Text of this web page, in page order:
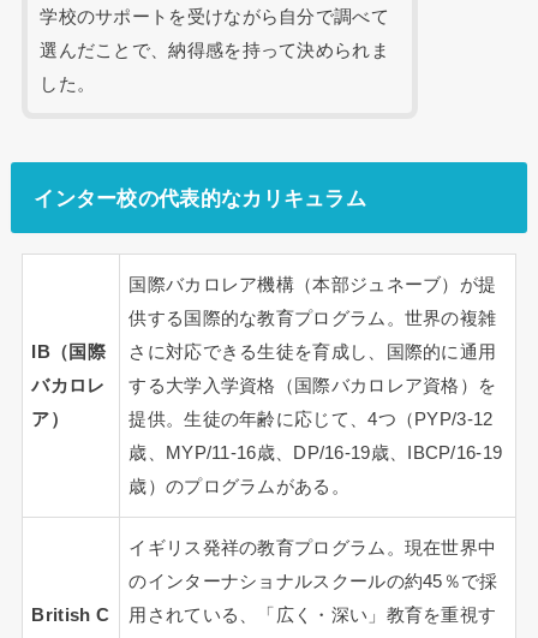
学校のサポートを受けながら自分で調べて
選んだことで、納得感を持って決められま
した。
インター校の代表的なカリキュラム
IB（国際
バカロレ
ア）
国際バカロレア機構（本部ジュネーブ）が提
供する国際的な教育プログラム。世界の複雑
さに対応できる生徒を育成し、国際的に通用
する大学入学資格（国際バカロレア資格）を
提供。生徒の年齢に応じて、4つ（PYP/3-12
歳、MYP/11-16歳、DP/16-19歳、IBCP/16-19
歳）のプログラムがある。
British C
イギリス発祥の教育プログラム。現在世界中
のインターナショナルスクールの約45％で採
用されている、「広く・深い」教育を重視す